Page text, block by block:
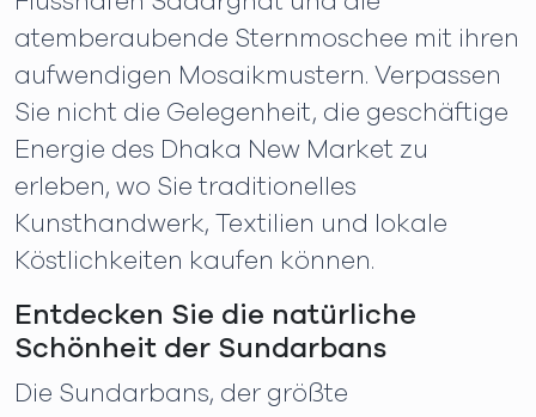
atemberaubende Sternmoschee mit ihren
aufwendigen Mosaikmustern. Verpassen
Sie nicht die Gelegenheit, die geschäftige
Energie des Dhaka New Market zu
erleben, wo Sie traditionelles
Kunsthandwerk, Textilien und lokale
Köstlichkeiten kaufen können.
Entdecken Sie die natürliche
Schönheit der Sundarbans
Die Sundarbans, der größte